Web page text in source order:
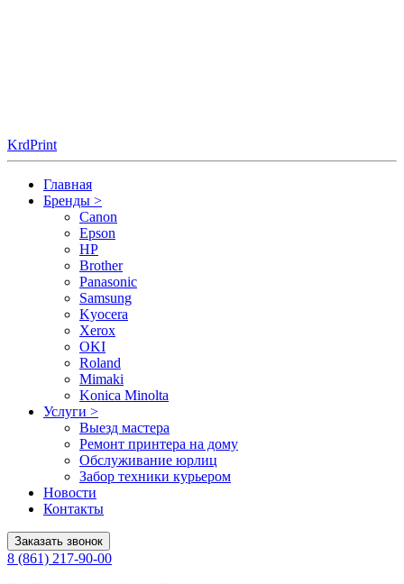
KrdPrint
Главная
Бренды >
Canon
Epson
HP
Brother
Panasonic
Samsung
Kyocera
Xerox
OKI
Roland
Mimaki
Konica Minolta
Услуги >
Выезд мастера
Ремонт принтера на дому
Обслуживание юрлиц
Забор техники курьером
Новости
Контакты
Заказать звонок
8 (861) 217-90-00